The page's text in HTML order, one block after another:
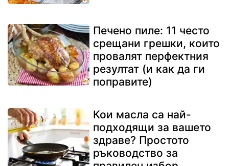
Печено пиле: 11 често
срещани грешки, които
провалят перфектния
резултат (и как да ги
поправите)
Кои масла са най-
подходящи за вашето
здраве? Простото
ръководство за